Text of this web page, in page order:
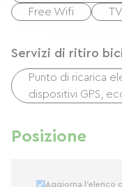
Free Wifi
TV
Servizi di ritiro
Punto di ricarica
dispositivi GPS,
Posizione
Aggiorna l'elenco